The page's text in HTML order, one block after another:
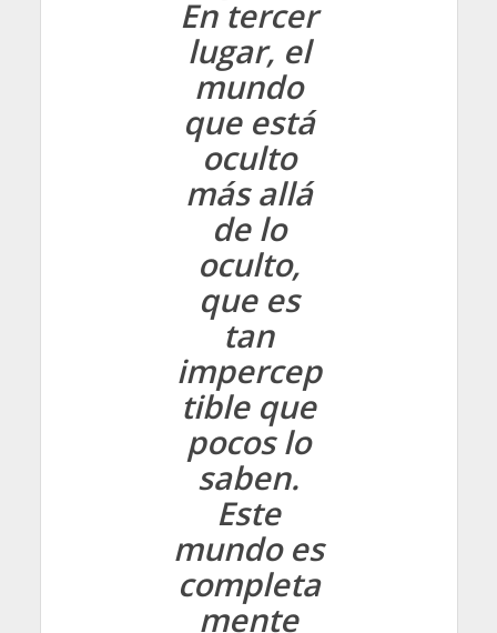
En tercer
lugar, el
mundo
que está
oculto
más allá
de lo
oculto,
que es
tan
impercep
tible que
pocos lo
saben.
Este
mundo es
completa
mente